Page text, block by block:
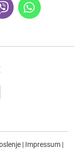
| Impressum |